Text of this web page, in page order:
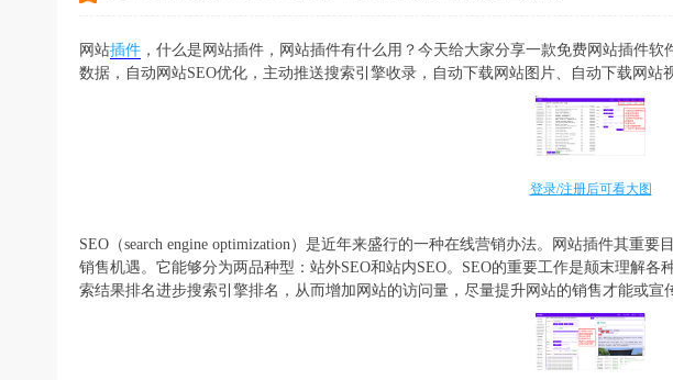
网站插件 ，什么是网站插件，网站插件有什么用？今天给大家分享一款免费网站插件
数据，自动网站SEO优化，主动推送搜索引擎收录，自动下载网站图片、自动下载网
登录/注册后可看大图
SEO（search engine optimization）是近年来盛行的一种在线营销办法。网站插件其重
销售机遇。它能够分为两品种型：站外SEO和站内SEO。SEO的重要工作是颠末理解
索结果排名进步搜索引擎排名，从而增加网站的访问量，尽量提升网站的销售才能或宣